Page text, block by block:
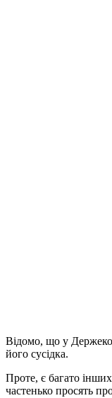
Відомо, що у
його сусідка.
Проте, є багато інших
частенько просять